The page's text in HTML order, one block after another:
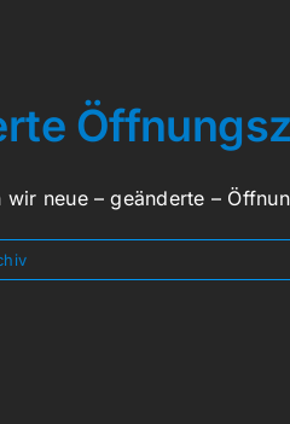
wir neue – geänderte –